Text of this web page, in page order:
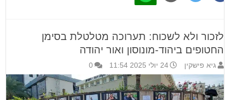
לזכור ולא לשכוח: תערוכה מטלטלת בסימן
החטופים ביהוד-מונוסון ואור יהודה
גיא פישקין 24 יולי 2025 11:54 0